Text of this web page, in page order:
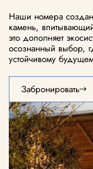
Наши номера
камень,
это дополняет
осознанный выбор,
устойчивому
Забронировать